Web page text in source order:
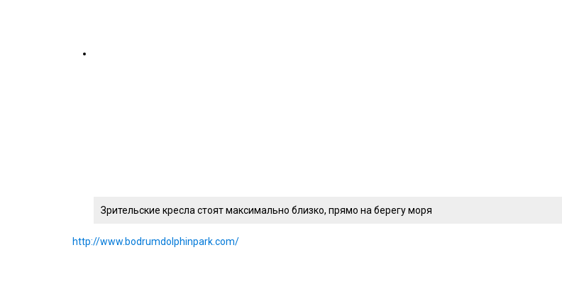
Зрительские кресла стоят максимально близко, прямо на берегу моря
http://www.bodrumdolphinpark.com/